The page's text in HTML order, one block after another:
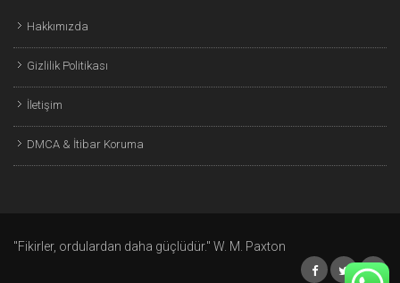
Hakkımızda
Gizlilik Politikası
İletişim
DMCA & İtibar Koruma
"Fikirler, ordulardan daha güçlüdür." W. M. Paxton